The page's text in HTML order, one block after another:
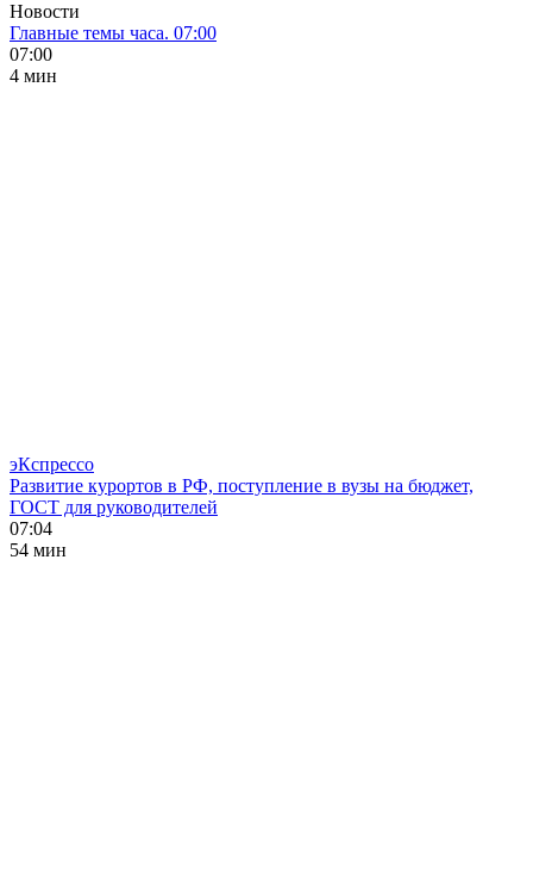
Новости
Главные темы часа. 07:00
07:00
4 мин
эКспрессо
Развитие курортов в РФ, поступление в вузы на бюджет,
ГОСТ для руководителей
07:04
54 мин